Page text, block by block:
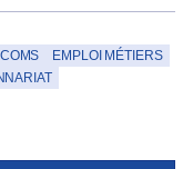
EMPLOI MÉTIERS